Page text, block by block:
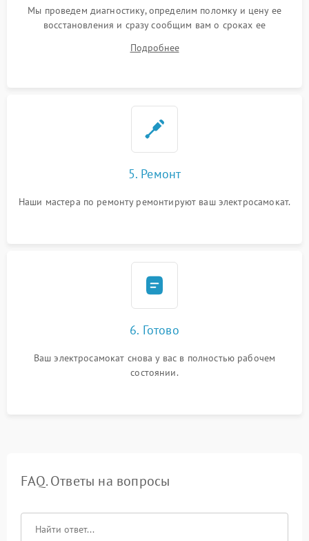
Мы проведем диагностику, определим поломку и цену ее
восстановления и сразу сообщим вам о сроках ее
Подробнее
5. Ремонт
Наши мастера по ремонту ремонтируют ваш электросамокат.
6. Готово
Ваш электросамокат снова у вас в полностью рабочем
состоянии.
FAQ. Ответы на вопросы